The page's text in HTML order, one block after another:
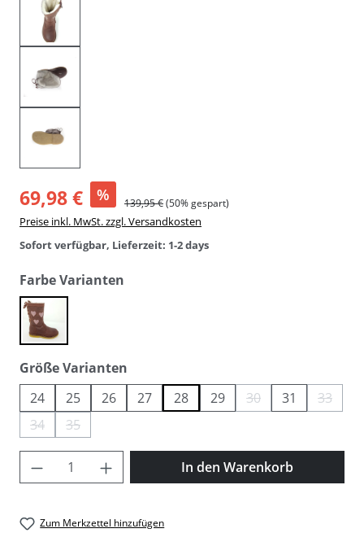
69,98 € % 139,95 €(50% gespart)
Preise inkl. MwSt. zzgl. Versandkosten
Sofort verfügbar, Lieferzeit: 1-2 days
Farbe Varianten
bordeaux
Größe Varianten
24
25 26 27 28 29 30(Diese Option ist
31 33(Diese
34(Diese Option ist zurzeit nicht verfügbar.)
35(Diese Option ist zurzeit nicht verfügbar.)
Produkt Anzahl: Gib den gewünschten
In den Warenkorb
Zum Merkzettel hinzufügen